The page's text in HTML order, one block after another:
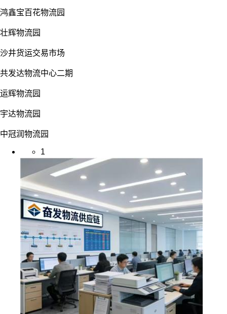
鸿鑫宝百花物流园
壮辉物流园
沙井货运交易市场
共发达物流中心二期
运辉物流园
宇达物流园
中冠润物流园
1